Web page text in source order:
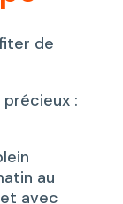
de
:
au
avec